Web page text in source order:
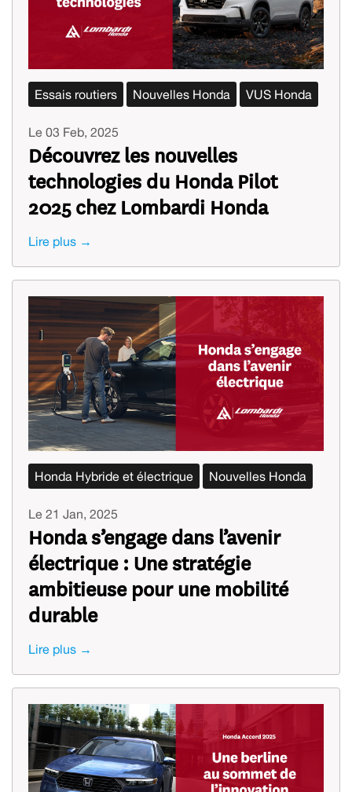
Essais routiers Nouvelles Honda VUS Honda
Le 03 Feb, 2025
Découvrez les nouvelles
technologies du Honda Pilot
2025 chez Lombardi Honda
Lire plus →
Honda Hybride et électrique Nouvelles Honda
Le 21 Jan, 2025
Honda s’engage dans l’avenir
électrique : Une stratégie
ambitieuse pour une mobilité
durable
Lire plus →